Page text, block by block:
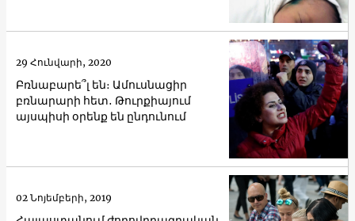
Բռնաբարե՞լ են։ Ամուսնացիր
բռնարարի հետ․ Թուրքիայում
այսպիսի օրենք են ընդունում
29 Հունվարի, 2020
02 Նոյեմբերի, 2019